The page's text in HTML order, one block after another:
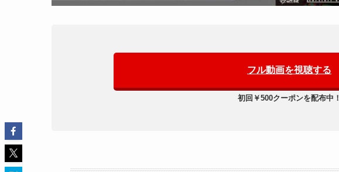
フル動画を視聴する
初回￥500クーポンを配布中！